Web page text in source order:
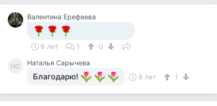
Валентина Ерефеева
8 лет 1 0
НС Наталья Сарычева
Благодарю! 8 лет 1